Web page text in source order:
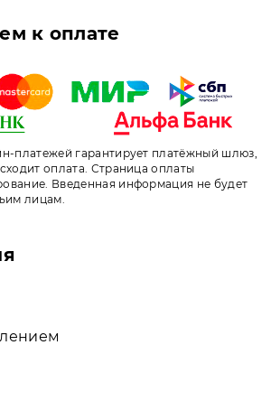
к оплате
платежей гарантирует платёжный шлюз,
оплата. Страница оплаты
Введенная информация не будет
лицам.